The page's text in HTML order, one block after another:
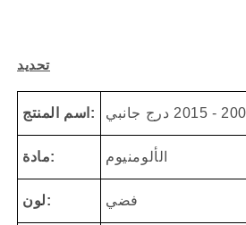
تحديد
اسم المنتج:
مادة: الألومنيوم
لون: فضي